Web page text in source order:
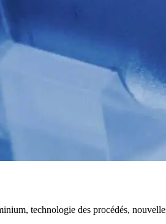
technologie des procédés,